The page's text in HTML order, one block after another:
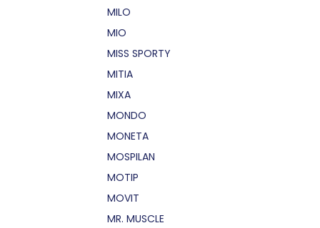
MILO
MIO
MISS SPORTY
MITIA
MIXA
MONDO
MONETA
MOSPILAN
MOTIP
MOVIT
MR. MUSCLE